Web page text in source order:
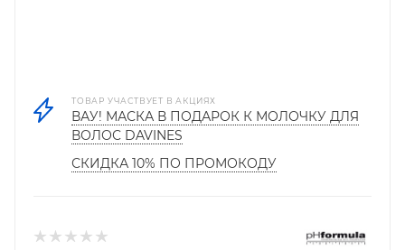
ТОВАР УЧАСТВУЕТ В АКЦИЯХ
ВАУ! МАСКА В ПОДАРОК К МОЛОЧКУ ДЛЯ
ВОЛОС DAVINES
СКИДКА 10% ПО ПРОМОКОДУ